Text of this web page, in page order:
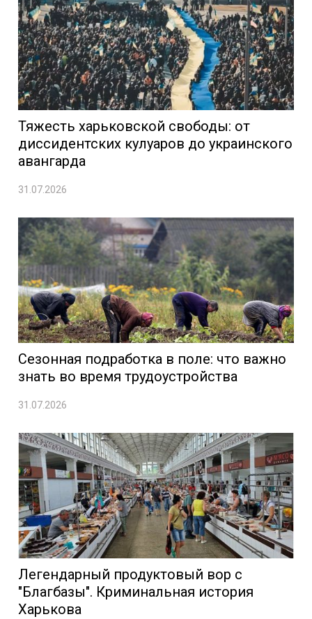
Тяжесть харьковской свободы: от
диссидентских кулуаров до украинского
авангарда
31.07.2026
Сезонная подработка в поле: что важно
знать во время трудоустройства
31.07.2026
Легендарный продуктовый вор с
"Благбазы". Криминальная история
Харькова